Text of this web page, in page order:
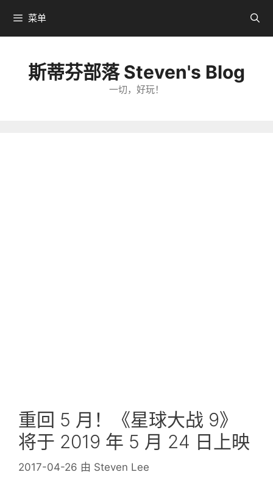
到
菜单
斯蒂芬部落 Steven's Blog
一切，好玩！
重回 5 月！《星球大战 9》
将于 2019 年 5 月 24 日上映
2017-04-26 由 Steven Lee